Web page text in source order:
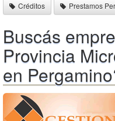
Créditos Prestamos
Buscás
Provincia
en